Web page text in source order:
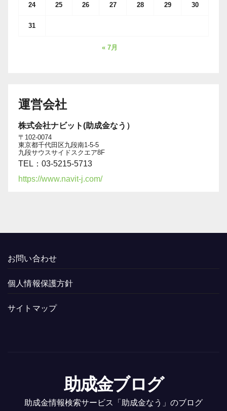
24 25 26 27 28 29 30
31
« 7月
運営会社
株式会社ナビット(助成金なう）
〒102-0074
東京都千代田区九段南1-5-5
九段サウスサイドスクエア8F
TEL：03-5215-5713
https://www.navit-j.com/
お問い合わせ
個人情報保護方針
サイトマップ
助成金ブログ
助成金情報検索サービス「助成金なう」のブログ